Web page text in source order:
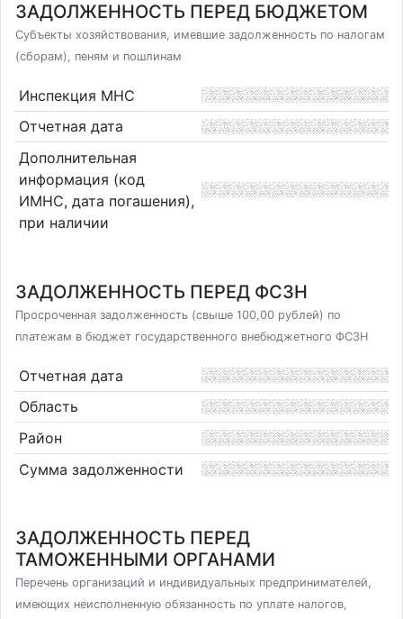
ЗАДОЛЖЕННОСТЬ ПЕРЕД БЮДЖЕТОМ
Субъекты хозяйствования, имевшие задолженность по налогам
(сборам), пеням и пошлинам
Инспекция МНС
Отчетная дата
Дополнительная
информация (код
ИМНС, дата погашения),
при наличии
ЗАДОЛЖЕННОСТЬ ПЕРЕД ФСЗН
Просроченная задолженность (свыше 100,00 рублей) по
платежам в бюджет государственного внебюджетного ФСЗН
Отчетная дата
Область
Район
Сумма задолженности
ЗАДОЛЖЕННОСТЬ ПЕРЕД
ТАМОЖЕННЫМИ ОРГАНАМИ
Перечень организаций и индивидуальных предпринимателей,
имеющих неисполненную обязанность по уплате налогов,